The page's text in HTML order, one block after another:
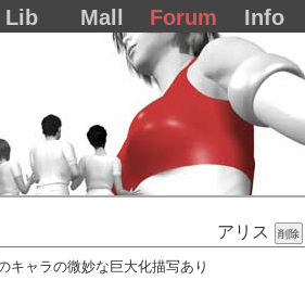
Lib Mall Forum Info
アリス 削除
キャラの微妙な巨大化描写あり